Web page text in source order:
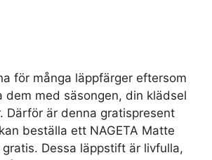
för många läppfärger eftersom
dem med säsongen, din klädsel
Därför är denna gratispresent
beställa ett NAGETA Matte
Dessa läppstift är livfulla,